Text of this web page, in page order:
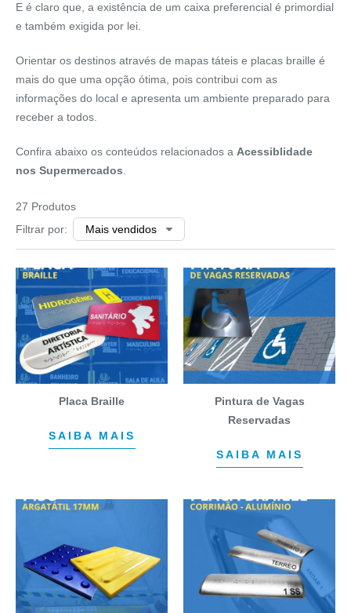
E é claro que, a existência de um caixa preferencial é primordial
e também exigida por lei.
Orientar os destinos através de mapas táteis e placas braille é
mais do que uma opção ótima, pois contribui com as
informações do local e apresenta um ambiente preparado para
receber a todos.
Confira abaixo os conteúdos relacionados a Acessiblidade
nos Supermercados
27 Produtos
Filtrar por:
Placa Braille
SAIBA MAIS
Pintura de Vagas
Reservadas
SAIBA MAIS